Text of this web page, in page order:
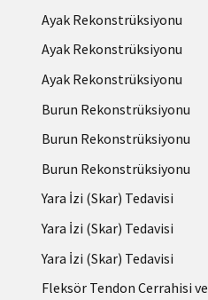
Ayak Rekonstrüksiyonu
Ayak Rekonstrüksiyonu
Ayak Rekonstrüksiyonu
Burun Rekonstrüksiyonu
Burun Rekonstrüksiyonu
Burun Rekonstrüksiyonu
Yara İzi (Skar) Tedavisi
Yara İzi (Skar) Tedavisi
Yara İzi (Skar) Tedavisi
Fleksör Tendon Cerrahisi ve